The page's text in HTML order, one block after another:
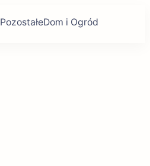
PozostałeDom i Ogród